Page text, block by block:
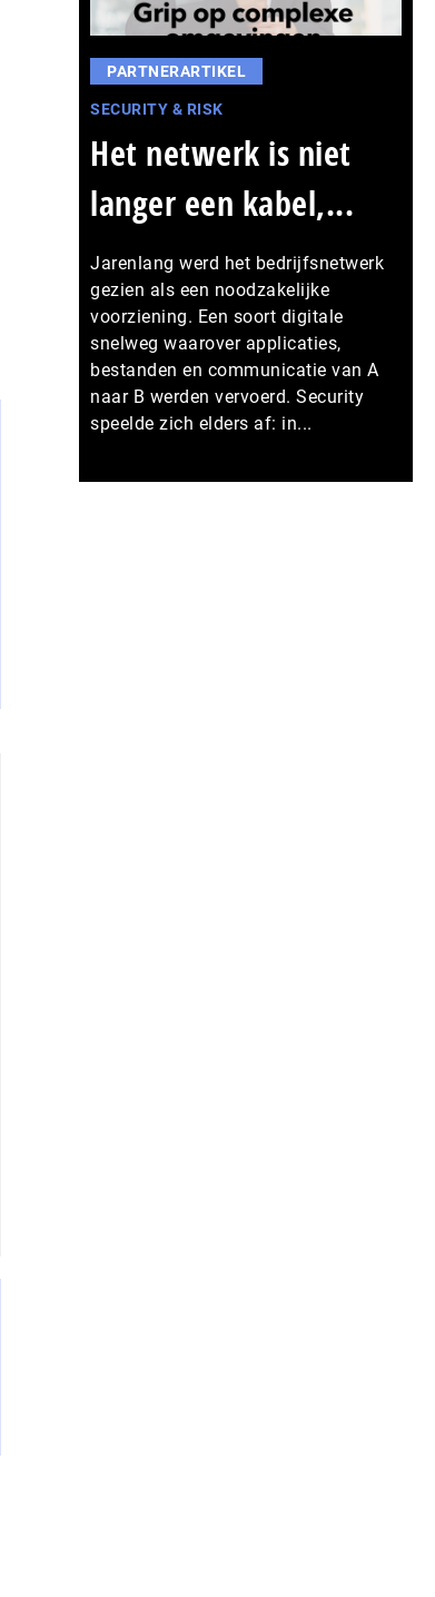
PARTNERARTIKEL
SECURITY & RISK
Het netwerk is niet
langer een kabel,...
Jarenlang werd het bedrijfsnetwerk
gezien als een noodzakelijke
voorziening. Een soort digitale
snelweg waarover applicaties,
bestanden en communicatie van A
naar B werden vervoerd. Security
speelde zich elders af: in...